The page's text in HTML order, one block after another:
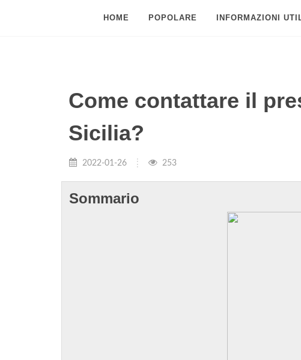
HOME POPOLARE INFORMAZIONI
Come contattare il
Sicilia?
2022-01-26 253
Sommario